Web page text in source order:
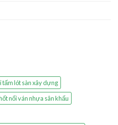
tấm lót sàn xây dựng
nối ván nhựa sân khấu